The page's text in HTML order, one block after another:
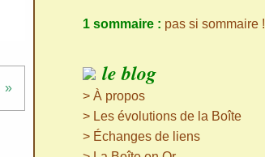
1 sommaire : pas si sommaire !
le blog
> À propos
> Les évolutions de la Boîte
> Échanges de liens